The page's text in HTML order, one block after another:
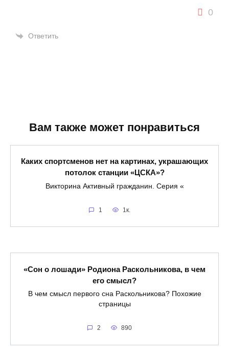
0
Ответить
Вам также может понравиться
Каких спортсменов нет на картинах, украшающих
потолок станции «ЦСКА»?
Викторина Активный гражданин. Серия «
1 1к.
«Сон о лошади» Родиона Раскольникова, в чем
его смысл?
В чем смысл первого сна Раскольникова? Похожие
страницы
2 890